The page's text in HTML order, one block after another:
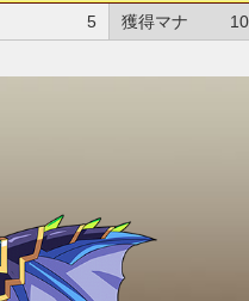
5 獲得マナ